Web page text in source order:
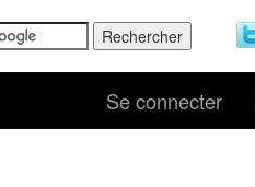
Se connecter